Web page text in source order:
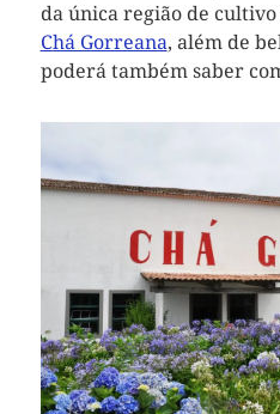
da única região de
Chá Gorreana, além de
poderá também saber